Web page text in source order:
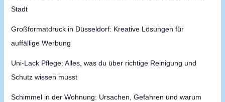
Stadt
Großformatdruck in Düsseldorf: Kreative Lösungen für
auffällige Werbung
Uni-Lack Pflege: Alles, was du über richtige Reinigung und
Schutz wissen musst
Schimmel in der Wohnung: Ursachen, Gefahren und warum